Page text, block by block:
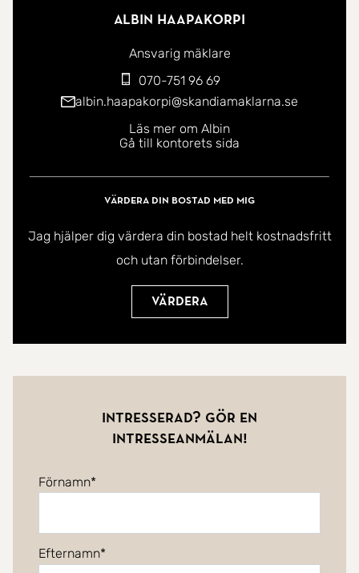
Albin Haapakorpi
Ansvarig mäklare
070-751 96 69
albin.haapakorpi@skandiamaklarna.se
Läs mer om Albin
Gå till kontorets sida
Värdera din bostad med mig
Jag hjälper dig värdera din bostad helt kostnadsfritt
och utan förbindelser.
Värdera
Intresserad? Gör en
intresseanmälan!
Förnamn
Efternamn